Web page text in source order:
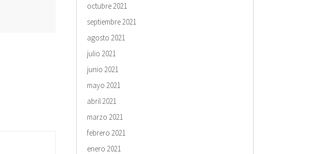
octubre 2021
septiembre 2021
agosto 2021
julio 2021
junio 2021
mayo 2021
abril 2021
marzo 2021
febrero 2021
enero 2021